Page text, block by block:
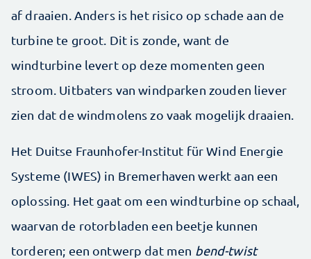
af draaien. Anders is het risico op schade aan de
turbine te groot. Dit is zonde, want de
windturbine levert op deze momenten geen
stroom. Uitbaters van windparken zouden liever
zien dat de windmolens zo vaak mogelijk draaien.
Het Duitse Fraunhofer-Institut für Wind Energie
Systeme (IWES) in Bremerhaven werkt aan een
oplossing. Het gaat om een windturbine op schaal,
waarvan de rotorbladen een beetje kunnen
torderen; een ontwerp dat men bend-twist